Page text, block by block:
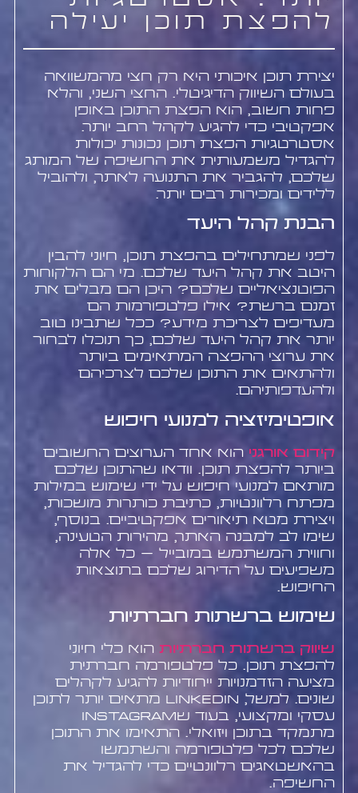
להפצת תוכן יעילה
יצירת תוכן איכותי היא רק חצי מהמשוואה
בעולם השיווק הדיגיטלי. החצי השני, והלא
פחות חשוב, הוא הפצת התוכן באופן
אפקטיבי כדי להגיע לקהל רחב יותר.
אסטרטגיות הפצת תוכן נכונות יכולות
להגדיל משמעותית את החשיפה של המותג
שלכם, להגביר את התנועה לאתר, ולהוביל
ללידים ומכירות רבים יותר.
הבנת קהל היעד
לפני שמתחילים בהפצת תוכן, חיוני להבין
היטב את קהל היעד שלכם. מי הם הלקוחות
הפוטנציאליים שלכם? היכן הם מבלים את
זמנם ברשת? אילו פלטפורמות הם
מעדיפים לצריכת מידע? ככל שתבינו טוב
יותר את קהל היעד שלכם, כך תוכלו לבחור
את ערוצי ההפצה המתאימים ביותר
ולהתאים את התוכן שלכם לצרכיהם
ולהעדפותיהם.
אופטימיזציה למנועי חיפוש
קידום אורגני הוא אחד הערוצים החשובים
ביותר להפצת תוכן. וודאו שהתוכן שלכם
מותאם למנועי חיפוש על ידי שימוש במילות
מפתח רלוונטיות, כתיבת כותרות מושכות,
ויצירת מטא תיאורים אפקטיביים. בנוסף,
שימו לב למבנה האתר, מהירות הטעינה,
וחווית המשתמש במובייל – כל אלה
משפיעים על הדירוג שלכם בתוצאות
החיפוש.
שימוש ברשתות חברתיות
שיווק ברשתות חברתיותהוא כלי חיוני
להפצת תוכן. כל פלטפורמה חברתית
מציעה הזדמנויות ייחודיות להגיע לקהלים
שונים. למשל, LinkedIn מתאים יותר לתוכן
עסקי ומקצועי, בעוד שInstagram
מתמקד בתוכן ויזואלי. התאימו את התוכן
שלכם לכל פלטפורמה והשתמשו
בהאשטאגים רלוונטיים כדי להגדיל את
החשיפה.